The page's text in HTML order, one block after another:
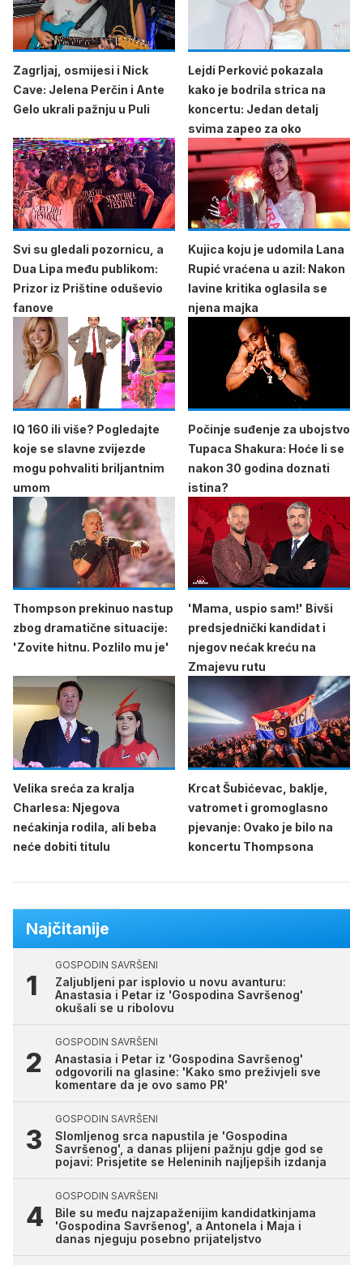
Zagrljaj, osmijesi i Nick
Cave: Jelena Perčin i Ante
Gelo ukrali pažnju u Puli
Lejdi Perković pokazala
kako je bodrila strica na
koncertu: Jedan detalj
svima zapeo za oko
Svi su gledali pozornicu, a
Dua Lipa među publikom:
Prizor iz Prištine oduševio
fanove
Kujica koju je udomila Lana
Rupić vraćena u azil: Nakon
lavine kritika oglasila se
njena majka
IQ 160 ili više? Pogledajte
koje se slavne zvijezde
mogu pohvaliti briljantnim
umom
Počinje suđenje za ubojstvo
Tupaca Shakura: Hoće li se
nakon 30 godina doznati
istina?
Thompson prekinuo nastup
zbog dramatične situacije:
'Zovite hitnu. Pozlilo mu je'
'Mama, uspio sam!' Bivši
predsjednički kandidat i
njegov nećak kreću na
Zmajevu rutu
Velika sreća za kralja
Charlesa: Njegova
nećakinja rodila, ali beba
neće dobiti titulu
Krcat Šubićevac, baklje,
vatromet i gromoglasno
pjevanje: Ovako je bilo na
koncertu Thompsona
Najčitanije
GOSPODIN SAVRŠENI
Zaljubljeni par isplovio u novu avanturu:
Anastasia i Petar iz 'Gospodina Savršenog'
okušali se u ribolovu
GOSPODIN SAVRŠENI
Anastasia i Petar iz 'Gospodina Savršenog'
odgovorili na glasine: 'Kako smo preživjeli sve
komentare da je ovo samo PR'
GOSPODIN SAVRŠENI
Slomljenog srca napustila je 'Gospodina
Savršenog', a danas plijeni pažnju gdje god se
pojavi: Prisjetite se Heleninih najljepših izdanja
GOSPODIN SAVRŠENI
Bile su među najzapaženijim kandidatkinjama
'Gospodina Savršenog', a Antonela i Maja i
danas njeguju posebno prijateljstvo